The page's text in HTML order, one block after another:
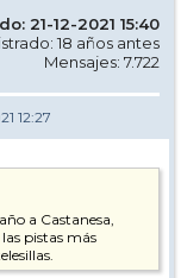
21-12-2021 15:40
18 años antes
Mensajes: 7.722
12:27
a Castanesa,
pistas más